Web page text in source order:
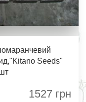
Seeds"
1527 грн